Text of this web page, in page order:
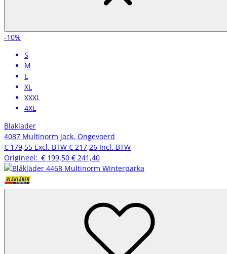
-10%
S
M
L
XL
XXXL
4XL
Blaklader
4087 Multinorm jack. Ongevoerd
€ 179,55 Excl. BTW € 217,26 Incl. BTW
Origineel: € 199,50 € 241,40